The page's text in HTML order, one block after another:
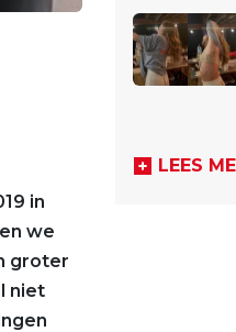
in
we
groter
niet
LEES